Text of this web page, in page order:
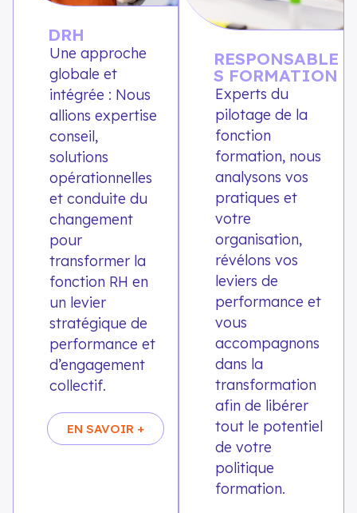
DRH
Une approche
globale et
intégrée : Nous
allions expertise
conseil,
solutions
opérationnelles
et conduite du
changement
pour
transformer la
fonction RH en
un levier
stratégique de
performance et
d’engagement
collectif.
EN SAVOIR +
RESPONSABLE
S FORMATION
Experts du
pilotage de la
fonction
formation, nous
analysons vos
pratiques et
votre
organisation,
révélons vos
leviers de
performance et
vous
accompagnons
dans la
transformation
afin de libérer
tout le potentiel
de votre
politique
formation.